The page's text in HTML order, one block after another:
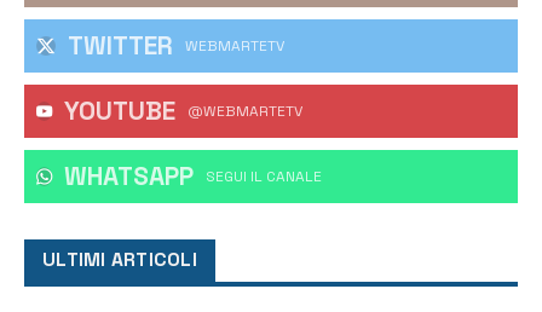
TWITTER WEBMARTETV
YOUTUBE @WEBMARTETV
WHATSAPP ‎SEGUI IL CANALE
ULTIMI ARTICOLI